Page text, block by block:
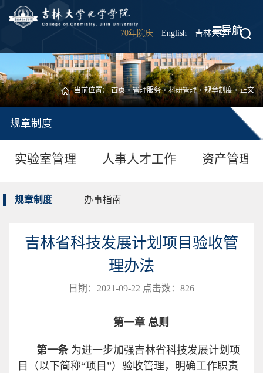
70年院庆 English 吉林大学 |
导航
当前位置：首页>管理服务>科研管理>规章制度> 正文
规章制度
实验室管理 人事人才工作 资产管理
规章制度 办事指南
吉林省科技发展计划项目验收管
理办法
日期：2021-09-22 点击数： 826
第一章 总则
第一条 为进一步加强吉林省科技发展计划项
目（以下简称“项目”）验收管理，明确工作职责